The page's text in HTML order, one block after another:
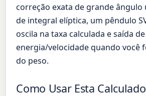
correção exata de grande ângulo
de integral elíptica, um pêndulo
oscila na taxa calculada e saída de
energia/velocidade quando você
do peso.
Como Usar Esta